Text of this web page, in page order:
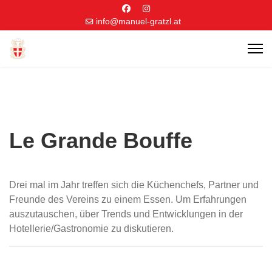
info@manuel-gratzl.at
Le Grande Bouffe
Drei mal im Jahr treffen sich die Küchenchefs, Partner und
Freunde des Vereins zu einem Essen. Um Erfahrungen
auszutauschen, über Trends und Entwicklungen in der
Hotellerie/Gastronomie zu diskutieren.